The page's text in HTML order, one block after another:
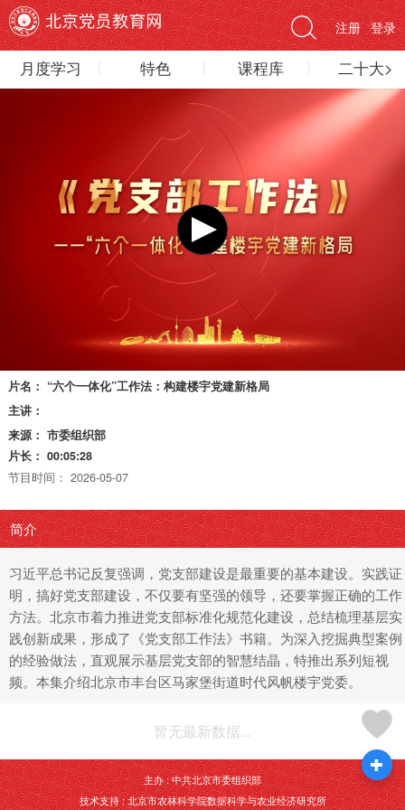
登录
注册
月度学习 特色 课程库 二十大>
片名： “六个一体化”工作法：构建楼宇党建新格局
主讲：
来源： 市委组织部
片长： 00:05:28
节目时间： 2026-05-07
简介
习近平总书记反复强调，党支部建设是最重要的基本建设。实践证
明，搞好党支部建设，不仅要有坚强的领导，还要掌握正确的工作
方法。北京市着力推进党支部标准化规范化建设，总结梳理基层实
践创新成果，形成了《党支部工作法》书籍。为深入挖掘典型案例
的经验做法，直观展示基层党支部的智慧结晶，特推出系列短视
频。本集介绍北京市丰台区马家堡街道时代风帆楼宇党委。
暂无最新数据...
主办 : 中共北京市委组织部
技术支持 : 北京市农林科学院数据科学与农业经济研究所